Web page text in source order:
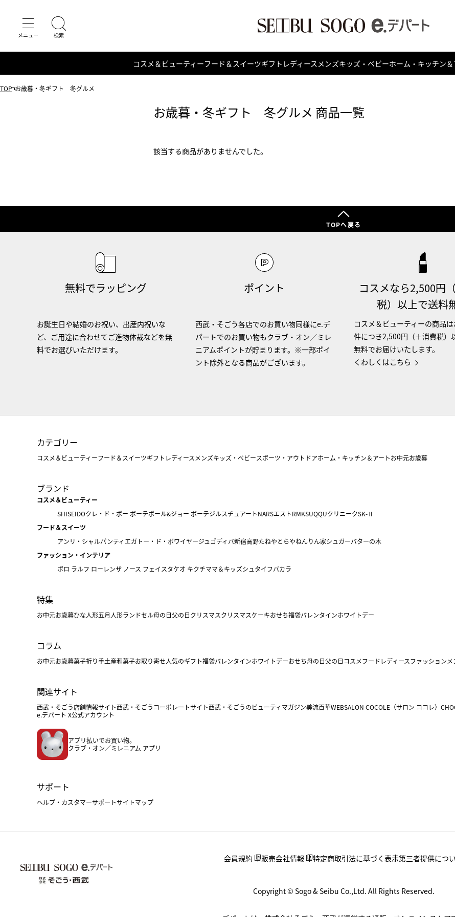
コスメ＆ビューティーフード＆スイーツギフト レディース メンズキッズ・ベビーホーム・キッチン
TOP お歳暮・冬ギフト 冬グルメ
お歳暮・冬ギフト 冬グルメ 商品一覧
該当する商品がありませんでした。
TOPへ戻る
無料でラッピング
お誕生日や結婚のお祝い、出産内祝いな
ど、ご用途に合わせてご進物体裁などを無
料でお選びいただけます。
ポイント
西武・そごう各店でのお買い物同様にe.デ
パートでのお買い物もクラブ・オン／ミレ
ニアムポイントが貯まります。※一部ポイ
ント除外となる商品がございます。
コスメなら2,500円
税）以上で送料
コスメ＆ビューティーの商品
件につき2,500円（＋消費税）
無料でお届けいたします。
くわしくはこちら
カテゴリー
コスメ＆ビューティーフード＆スイーツギフト レディース メンズキッズ・ベビースポーツ・アウトドアホーム・キッチン＆アートお中元お歳暮
ブランド
コスメ＆ビューティー
SHISEIDOクレ・ド・ポー ボーテポール&ジョー ボーテジルスチュアートNARSエストRMKSUQQUクリニークSK-Ⅱ
フード＆スイーツ
アンリ・シャルパンティエガトー・ド・ボワイヤージュ ゴディバ新宿高野たねやとらやねんりん家シュガーバターの木
ファッション・インテリア
ポロ ラルフ ローレンザ ノース フェイスタケオ キクチママ＆キッズシュタイフバカラ
特集
お中元お歳暮ひな人形五月人形ランドセル母の日父の日クリスマスクリスマスケーキおせち福袋バレンタインホワイトデー
コラム
お中元お歳暮菓子折り手土産和菓子お取り寄せ人気のギフト福袋バレンタインホワイトデーおせち母の日父の日 コスメフードレディースファッション
関連サイト
西武・そごう店舗情報サイト西武・そごうコーポレートサイト西武・そごうのビューティマガジン美流百華WEBSALON COCOLE（サロン ココレ）
e.デパート X公式アカウント
アプリ払いでお買い物。
クラブ・オン／ミレニアム アプリ
サポート
ヘルプ・カスタマーサポートサイトマップ
会員規約 販売会社情報 特定商取引法に基づく表示第三者提供につ
Copyright © Sogo & Seibu Co.,Ltd. All Rights Reserved.